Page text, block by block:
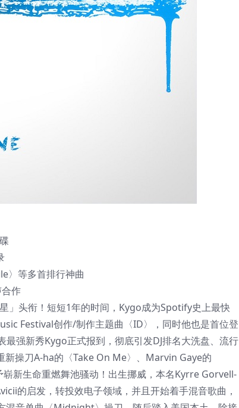
〉等多首排行神曲
作
」头衔！短短1年的时间，Kygo成为Spotify史上最快
Festival创作/制作主题曲〈ID〉，同时他也是首位登
强新秀Kygo正式报到，彻底引发DJ排名大洗盘、流行
操刀A-ha的〈Take On Me〉、Marvin Gaye的
新生命重燃舞池骚动！出生挪威，本名Kyrre Gorvell-
的启发，转投效电子领域，并且开始着手混音歌曲，